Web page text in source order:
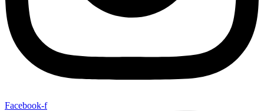
Facebook-f